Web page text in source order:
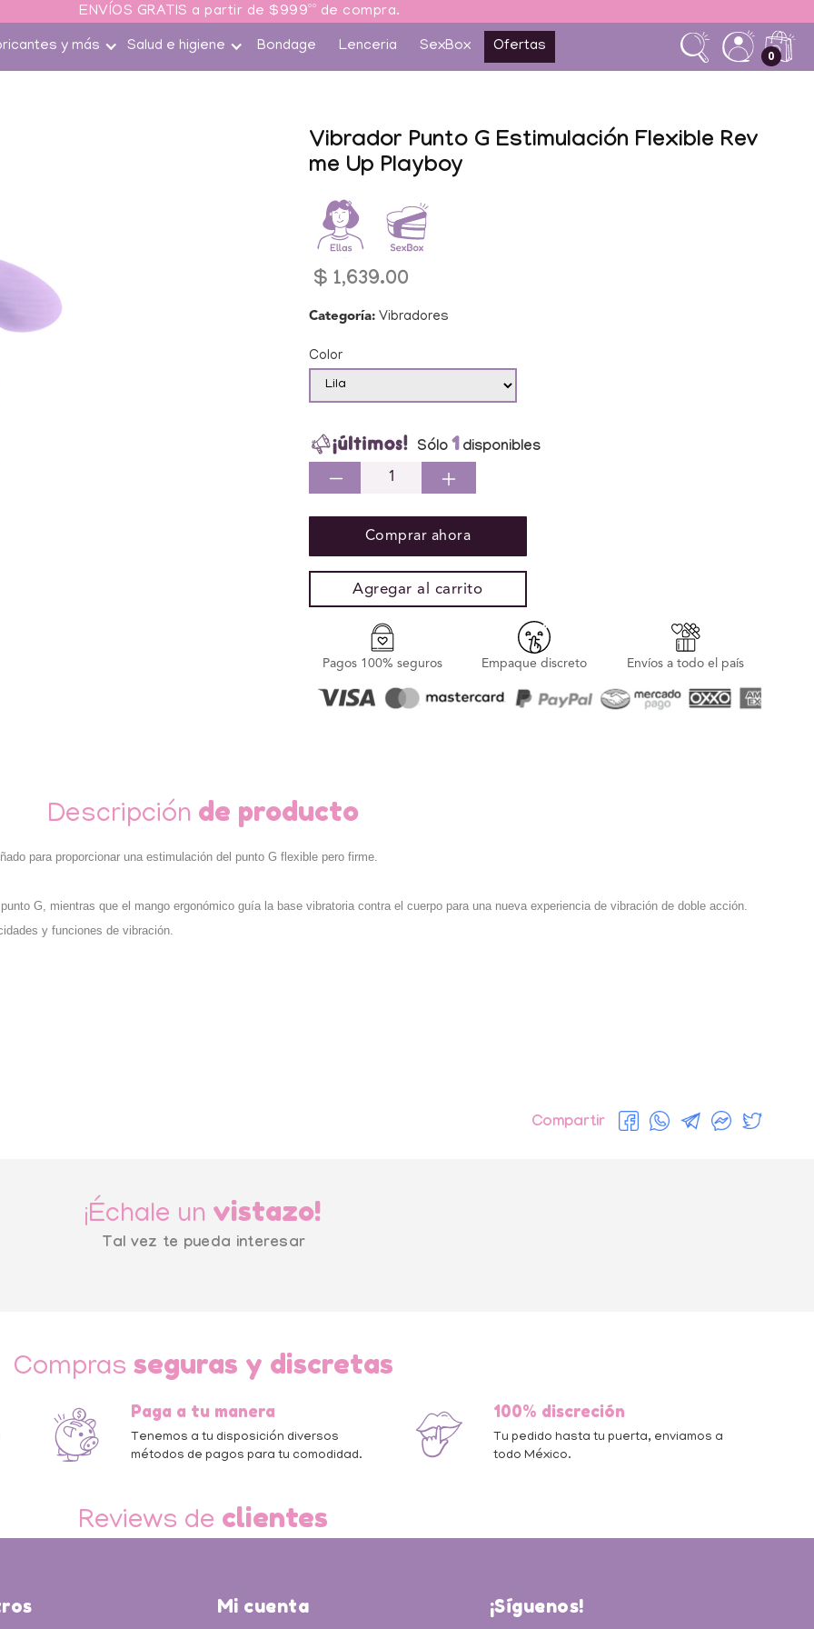
ENVÍOS GRATIS a partir de $999ºº de compra.
y más Salud e higiene Bondage Lenceria SexBox Ofertas
0
Ir
Vibrador Punto G Estimulación Flexible Rev
me Up Playboy
Precio
$ 1,639.00
Categoría:Vibradores
Color
Sólo 1disponibles
Reducir
cantidad
para
Vibrador
Punto
G
Estimulación
Flexible
Rev
me
Up
Playboy
Aumentar
cantidad
para
Vibrador
Punto
G
Estimulación
Flexible
Rev
me
Up
Playboy
Comprar ahora
Agregar al carrito
Pagos 100% seguros Empaque discreto Envíos a todo el país
Descripción de producto
para proporcionar una estimulación del punto G flexible pero firme.
G, mientras que el mango ergonómico guía la base vibratoria contra el cuerpo para una nueva experiencia de vibración de doble acción.
y funciones de vibración.
Compartir
¡Échale un vistazo!
Tal vez te pueda interesar
Compras seguras y discretas
Paga a tu manera
Tenemos a tu disposición diversos
métodos de pagos para tu comodidad.
100% discreción
Tu pedido hasta tu puerta, enviamos a
todo México.
Reviews de clientes
Mi cuenta ¡Síguenos!